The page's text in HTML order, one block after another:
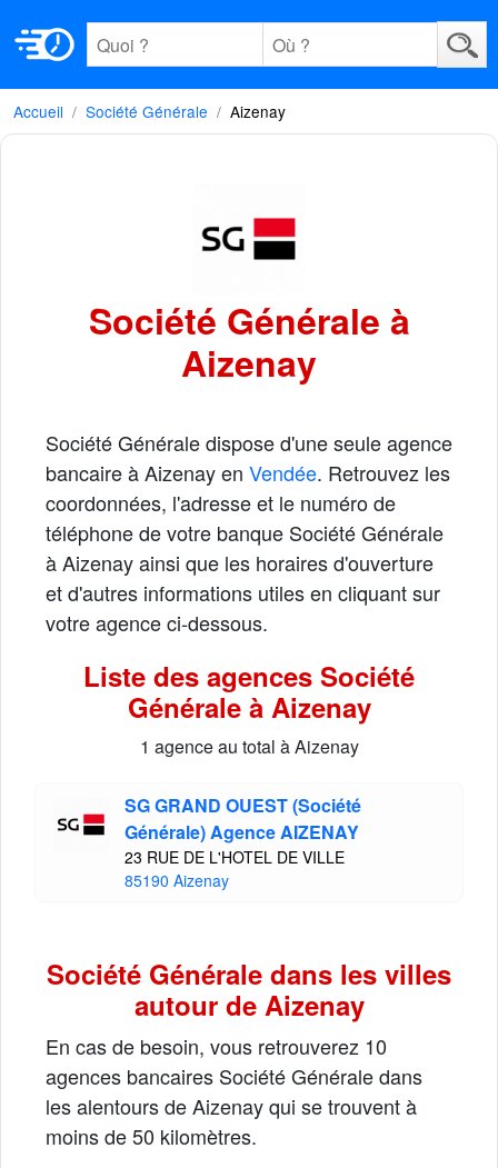
Accueil Société Générale Aizenay
Société Générale à
Aizenay
Société Générale dispose d'une seule agence
bancaire à Aizenay en Vendée. Retrouvez les
coordonnées, l'adresse et le numéro de
téléphone de votre banque Société Générale
à Aizenay ainsi que les horaires d'ouverture
et d'autres informations utiles en cliquant sur
votre agence ci-dessous.
Liste des agences Société
Générale à Aizenay
1 agence au total à Aizenay
SG GRAND OUEST (Société
Générale) Agence AIZENAY
23 RUE DE L'HOTEL DE VILLE
85190 Aizenay
Société Générale dans les villes
autour de Aizenay
En cas de besoin, vous retrouverez 10
agences bancaires Société Générale dans
les alentours de Aizenay qui se trouvent à
moins de 50 kilomètres.